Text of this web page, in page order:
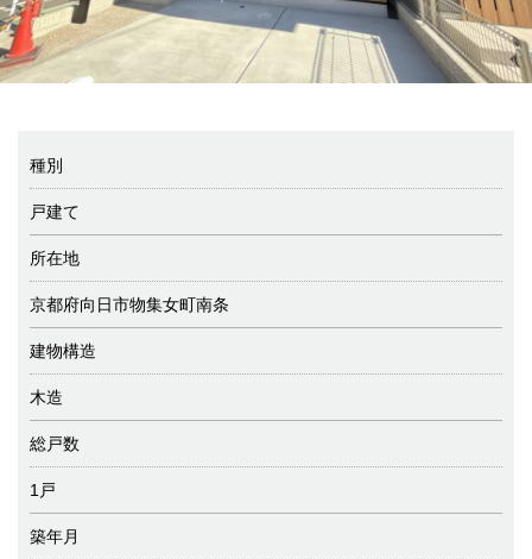
種別
戸建て
所在地
京都府向日市物集女町南条
建物構造
木造
総戸数
1戸
築年月